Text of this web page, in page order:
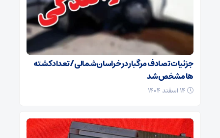
جزئیات تصادف مرگبار در خراسان‌شمالی/ تعداد کشته
ها مشخص شد